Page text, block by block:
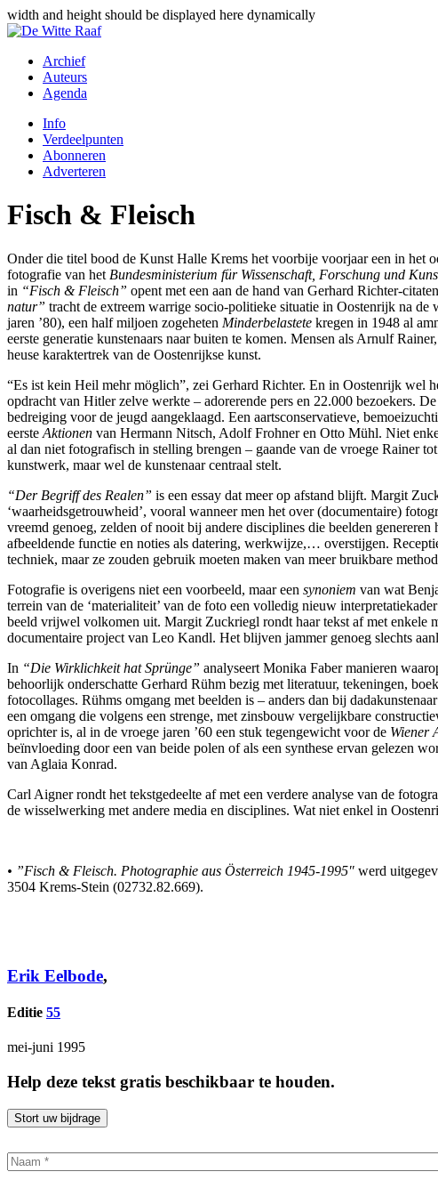
width and height should be displayed here dynamically
Archief
Auteurs
Agenda
Info
Verdeelpunten
Abonneren
Adverteren
Fisch & Fleisch
Onder die titel bood de Kunst Halle Krems het voorbije voorjaar een in het
fotografie van het Bundesministerium für Wissenschaft, Forschung und
in “Fisch & Fleisch” opent met een aan de hand van Gerhard Richter-
natur” tracht de extreem warrige socio-politieke situatie in Oostenrijk na
jaren ’80), een half miljoen zogeheten Minderbelastete kregen in 1948 al
eerste generatie kunstenaars naar buiten te komen. Mensen als Arnulf
heuse karaktertrek van de Oostenrijkse kunst.
“Es ist kein Heil mehr möglich”, zei Gerhard Richter. En in Oostenrijk wel
opdracht van Hitler zelve werkte – adorerende pers en 22.000 bezoekers.
bedreiging voor de jeugd aangeklaagd. Een aartsconservatieve,
eerste Aktionen van Hermann Nitsch, Adolf Frohner en Otto Mühl. Niet
al dan niet fotografisch in stelling brengen – gaande van de vroege Rainer
kunstwerk, maar wel de kunstenaar centraal stelt.
“Der Begriff des Realen” is een essay dat meer op afstand blijft. Margit
‘waarheidsgetrouwheid’, vooral wanneer men het over (documentaire)
vreemd genoeg, zelden of nooit bij andere disciplines die beelden
afbeeldende functie en noties als datering, werkwijze,… overstijgen.
techniek, maar ze zouden gebruik moeten maken van meer bruikbare
Fotografie is overigens niet een voorbeeld, maar een synoniem van wat
terrein van de ‘materialiteit’ van de foto een volledig nieuw
beeld vrijwel volkomen uit. Margit Zuckriegl rondt haar tekst af met enkele
documentaire project van Leo Kandl. Het blijven jammer genoeg slechts
In “Die Wirklichkeit hat Sprünge” analyseert Monika Faber manieren
behoorlijk onderschatte Gerhard Rühm bezig met literatuur, tekeningen,
fotocollages. Rühms omgang met beelden is – anders dan bij
een omgang die volgens een strenge, met zinsbouw vergelijkbare
oprichter is, al in de vroege jaren ’60 een stuk tegengewicht voor de Wiener
beïnvloeding door een van beide polen of als een synthese ervan gelezen
van Aglaia Konrad.
Carl Aigner rondt het tekstgedeelte af met een verdere analyse van de
de wisselwerking met andere media en disciplines. Wat niet enkel in
• ”Fisch & Fleisch. Photographie aus Österreich 1945-1995″ werd
3504 Krems-Stein (02732.82.669).
Erik Eelbode,
Editie 55
mei-juni 1995
Help deze tekst gratis beschikbaar te houden.
Stort uw bijdrage